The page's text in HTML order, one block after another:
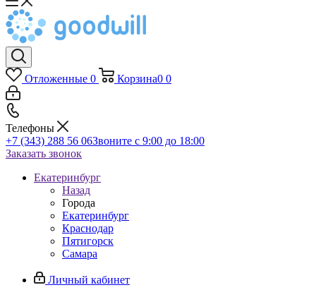
Отложенные 0 Корзина0 0
Телефоны
+7 (343) 288 56 06Звоните с 9:00 до 18:00
Заказать звонок
Екатеринбург
Назад
Города
Екатеринбург
Краснодар
Пятигорск
Самара
Личный кабинет